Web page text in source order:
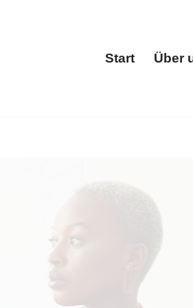
Start Über